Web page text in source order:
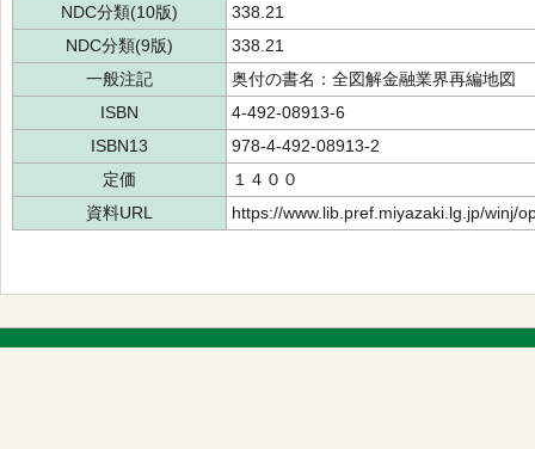
NDC分類(10版)
338.21
NDC分類(9版)
338.21
一般注記
奥付の書名：全図解金融業界再編地図
ISBN
4-492-08913-6
ISBN13
978-4-492-08913-2
定価
１４００
資料URL
https://www.lib.pref.miyazaki.lg.jp/winj/